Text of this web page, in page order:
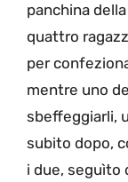
panchina
quattro
per
mentre uno
sbeffeggiarli,
subito dopo,
i due, seguìto